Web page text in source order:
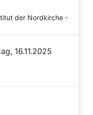
der Nordkirche -
16.11.2025